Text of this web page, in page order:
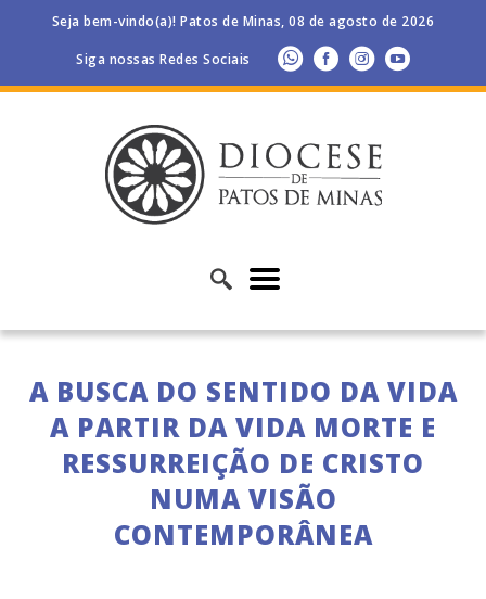
Seja bem-vindo(a)! Patos de Minas, 08 de agosto de 2026
Siga nossas Redes Sociais
A BUSCA DO SENTIDO DA VIDA
A PARTIR DA VIDA MORTE E
RESSURREIÇÃO DE CRISTO
NUMA VISÃO
CONTEMPORÂNEA